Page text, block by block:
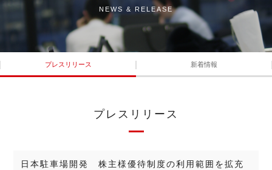
NEWS & RELEASE
プレスリリース 新着情報
プレスリリース
日本駐車場開発 株主様優待制度の利用範囲を拡充